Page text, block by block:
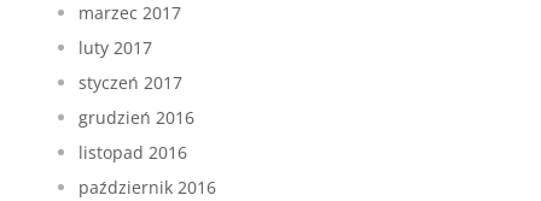
marzec 2017
luty 2017
styczeń 2017
grudzień 2016
listopad 2016
październik 2016